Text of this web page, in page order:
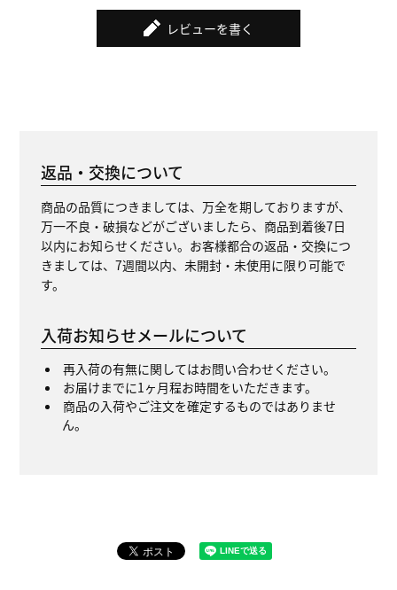
レビューを書く
返品・交換について
商品の品質につきましては、万全を期しておりますが、
万一不良・破損などがございましたら、商品到着後7日
以内にお知らせください。お客様都合の返品・交換につ
きましては、7週間以内、未開封・未使用に限り可能で
す。
入荷お知らせメールについて
再入荷の有無に関してはお問い合わせください。
お届けまでに1ヶ月程お時間をいただきます。
商品の入荷やご注文を確定するものではありませ
ん。